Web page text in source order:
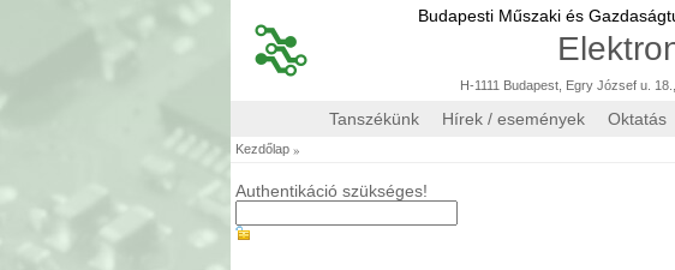
Budapesti Műszaki és
H-1111 Budapest, Egry József u.
Tanszékünk Hírek / események Oktatás
Kezdőlap »
Authentikáció szükséges!